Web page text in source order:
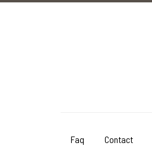
Faq Contact